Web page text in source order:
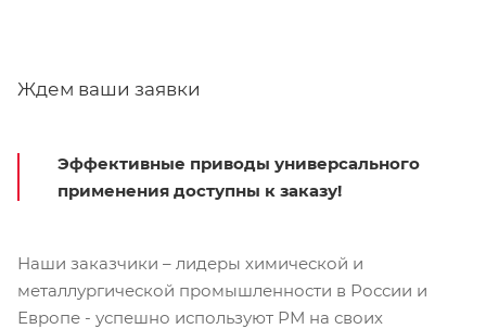
Ждем ваши заявки
Эффективные приводы универсального
применения доступны к заказу!
Наши заказчики – лидеры химической и
металлургической промышленности в России и
Европе - успешно используют РМ на своих